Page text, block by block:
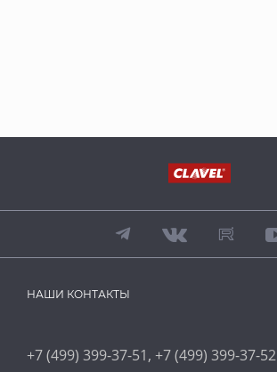
НАШИ КОНТАКТЫ
+7 (499) 399-37-51, +7 (499) 399-37-52